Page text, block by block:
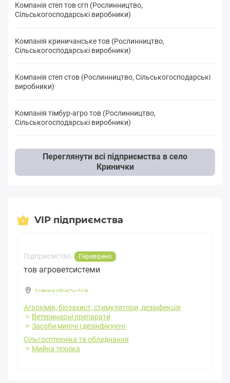
Компанія степ тов сгп (Рослинництво,
Сільськогосподарські виробники)
Компанія криничанське тов (Рослинництво,
Сільськогосподарські виробники)
Компанія степ стов (Рослинництво, Сільськогосподарські
виробники)
Компанія тімбур-агро тов (Рослинництво,
Сільськогосподарські виробники)
Переглянути всі підприємства в село
Кринички
VIP підприємства
Підприємство: Перевірено
тов агроветсистеми
Київська область- Київ
Агрохімія, біозахист, стимулятори, дезінфекція
Ветеринарні препарати
Засоби миючі і дезінфікуючі
Сільгосптехніка та обладнання
Мийна техніка